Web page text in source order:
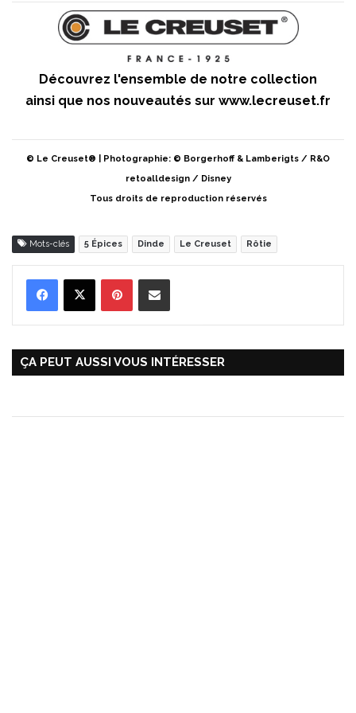
Découvrez l'ensemble de notre collection
ainsi que nos nouveautés sur www.lecreuset.fr
© Le Creuset® | Photographie: © Borgerhoff & Lamberigts / R&O
retoalldesign / Disney
Tous droits de reproduction réservés
Mots-clés 5 Épices Dinde Le Creuset Rôtie
ÇA PEUT AUSSI VOUS INTÉRESSER